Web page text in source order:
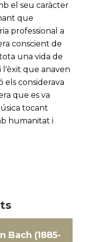
el seu caràcter
que
professional a
conscient de
una vida de
l'èxit que anaven
els considerava
que es va
tocant
humanitat i
Bach (1885-